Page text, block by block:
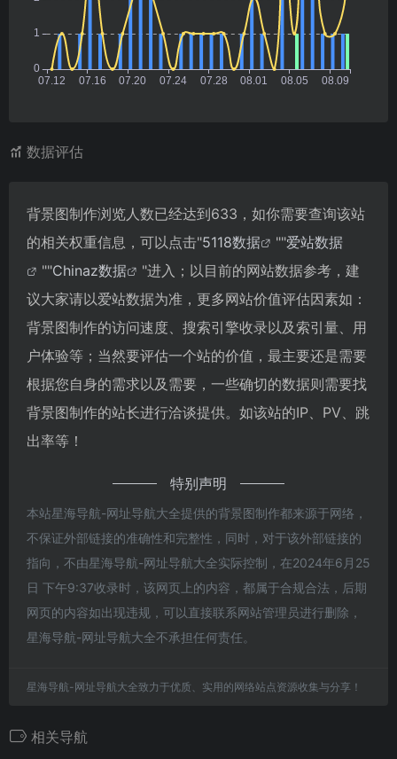
数据评估
背景图制作浏览人数已经达到633，如你需要查询该站
的相关权重信息，可以点击"5118数据 ""爱站数据
""Chinaz数据
"进入；以目前的网站数据参考，建
议大家请以爱站数据为准，更多网站价值评估因素如：
背景图制作的访问速度、搜索引擎收录以及索引量、用
户体验等；当然要评估一个站的价值，最主要还是需要
根据您自身的需求以及需要，一些确切的数据则需要找
背景图制作的站长进行洽谈提供。如该站的IP、PV、跳
出率等！
特别声明
本站星海导航-网址导航大全提供的背景图制作都来源于网络，
不保证外部链接的准确性和完整性，同时，对于该外部链接的
指向，不由星海导航-网址导航大全实际控制，在2024年6月25
日 下午9:37收录时，该网页上的内容，都属于合规合法，后期
网页的内容如出现违规，可以直接联系网站管理员进行删除，
星海导航-网址导航大全不承担任何责任。
星海导航-网址导航大全致力于优质、实用的网络站点资源收集与分享！
相关导航